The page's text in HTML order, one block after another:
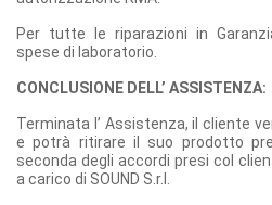
Per tutte le riparazioni in
spese di laboratorio.
CONCLUSIONE DELL’ ASSISTENZA:
Terminata l’ Assistenza, il cliente
e potrà ritirare il suo prodotto
seconda degli accordi presi col
a carico di SOUND S.r.l.